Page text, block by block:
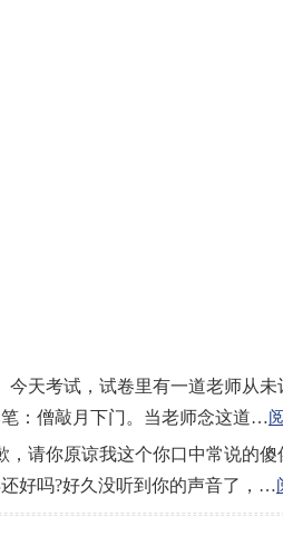
天考试，试卷里有一道老师从未
：僧敲月下门。当老师念这道…
请你原谅我这个你口中常说的傻
好吗?好久没听到你的声音了，…